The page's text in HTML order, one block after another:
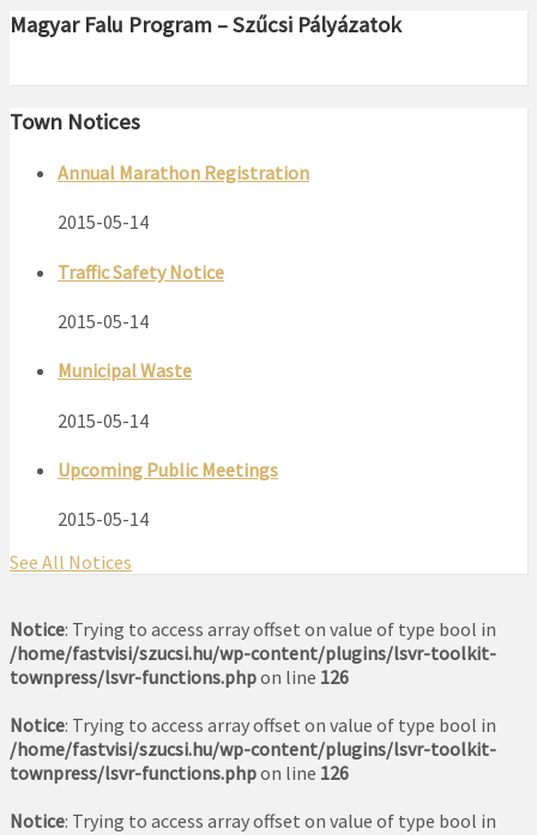
Magyar Falu Program – Szűcsi Pályázatok
Town Notices
Annual Marathon Registration
2015-05-14
Traffic Safety Notice
2015-05-14
Municipal Waste
2015-05-14
Upcoming Public Meetings
2015-05-14
See All Notices
Notice: Trying to access array offset on value of type bool in
/home/fastvisi/szucsi.hu/wp-content/plugins/lsvr-toolkit-
townpress/lsvr-functions.phpon line 126
Notice: Trying to access array offset on value of type bool in
/home/fastvisi/szucsi.hu/wp-content/plugins/lsvr-toolkit-
townpress/lsvr-functions.phpon line 126
Notice: Trying to access array offset on value of type bool in